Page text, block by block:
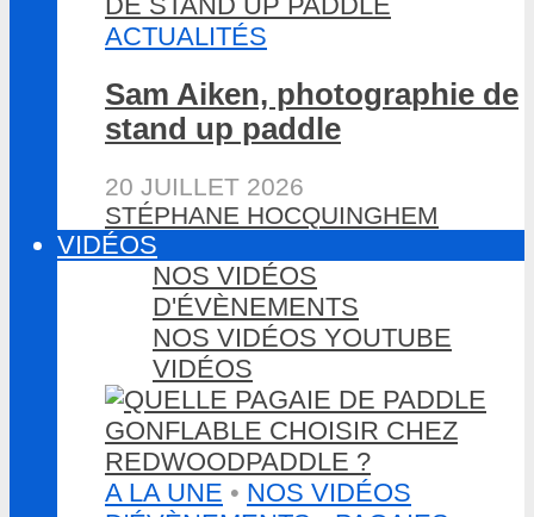
ACTUALITÉS
Sam Aiken, photographie de
stand up paddle
20 JUILLET 2026
STÉPHANE HOCQUINGHEM
VIDÉOS
NOS VIDÉOS
D'ÉVÈNEMENTS
NOS VIDÉOS YOUTUBE
VIDÉOS
A LA UNE • NOS VIDÉOS